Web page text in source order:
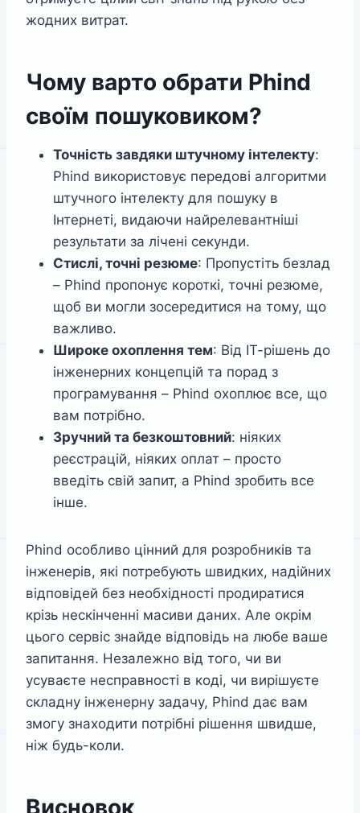
жодних витрат.
Чому варто обрати Phind
своїм пошуковиком?
Точність завдяки штучному інтелекту:
Phind використовує передові алгоритми
штучного інтелекту для пошуку в
Інтернеті, видаючи найрелевантніші
результати за лічені секунди.
Стислі, точні резюме: Пропустіть безлад
– Phind пропонує короткі, точні резюме,
щоб ви могли зосередитися на тому, що
важливо.
Широке охоплення тем: Від ІТ-рішень до
інженерних концепцій та порад з
програмування – Phind охоплює все, що
вам потрібно.
Зручний та безкоштовний: ніяких
реєстрацій, ніяких оплат – просто
введіть свій запит, а Phind зробить все
інше.
Phind особливо цінний для розробників та
інженерів, які потребують швидких, надійних
відповідей без необхідності продиратися
крізь нескінченні масиви даних. Але окрім
цього сервіс знайде відповідь на любе ваше
запитання. Незалежно від того, чи ви
усуваєте несправності в коді, чи вирішуєте
складну інженерну задачу, Phind дає вам
змогу знаходити потрібні рішення швидше,
ніж будь-коли.